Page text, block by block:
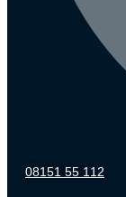
08151 55 112